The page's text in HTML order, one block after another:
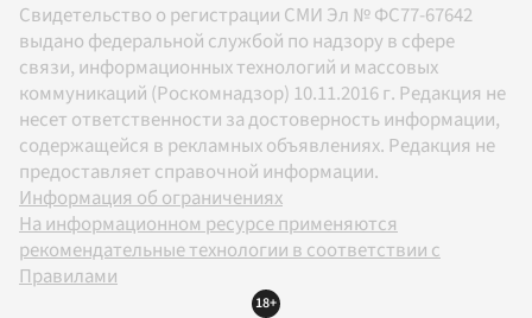
Свидетельство о регистрации СМИ Эл № ФС77-67642
выдано федеральной службой по надзору в сфере
связи, информационных технологий и массовых
коммуникаций (Роскомнадзор) 10.11.2016 г. Редакция не
несет ответственности за достоверность информации,
содержащейся в рекламных объявлениях. Редакция не
предоставляет справочной информации.
Информация об ограничениях
На информационном ресурсе применяются
рекомендательные технологии в соответствии с
Правилами
18+